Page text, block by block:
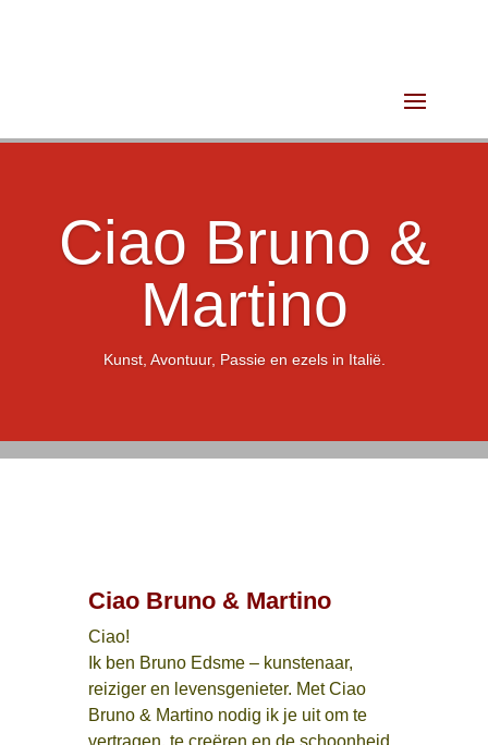
Ciao Bruno &
Martino
Kunst, Avontuur, Passie en ezels in Italië.
Ciao Bruno & Martino
Ciao!
Ik ben Bruno Edsme – kunstenaar,
reiziger en levensgenieter. Met Ciao
Bruno & Martino nodig ik je uit om te
vertragen, te creëren en de schoonheid